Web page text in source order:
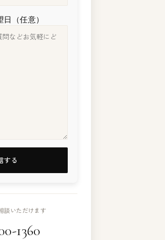
（任意）
談いただけます
1360